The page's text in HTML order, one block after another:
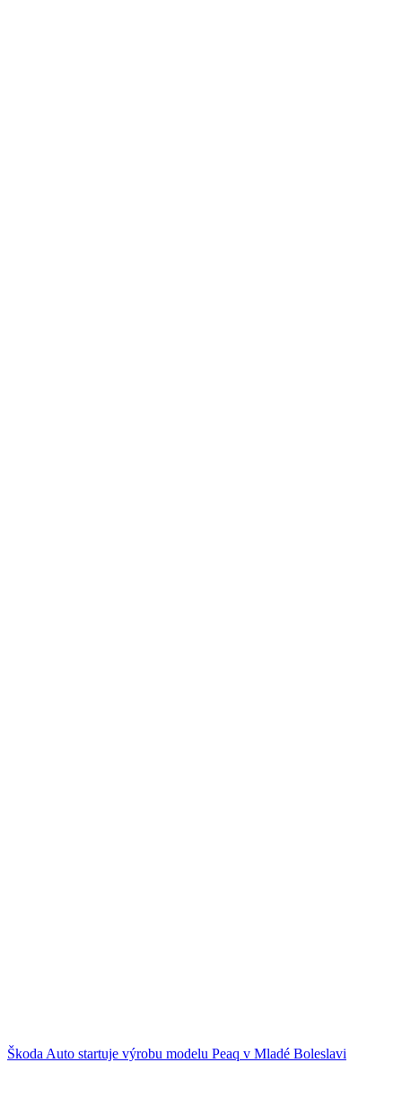
Škoda Auto startuje výrobu modelu Peaq v Mladé Boleslavi